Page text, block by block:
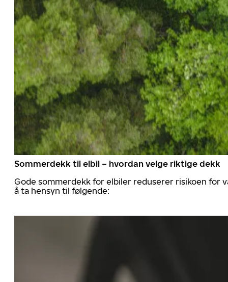
Sommerdekk til elbil – hvordan velge riktige dekk
Gode sommerdekk for elbiler reduserer risikoen for
å ta hensyn til følgende: